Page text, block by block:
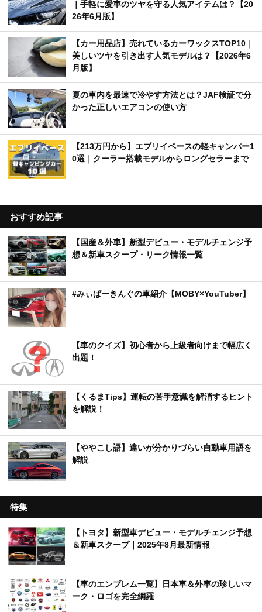
｜手軽に愛車のツヤを守る人気アイテムは？【20
26年6月版】
【カー用品店】売れているカーワックスTOP10｜
美しいツヤを引き出す人気モデルは？【2026年6
月版】
夏の車内を最速で冷やす方法とは？JAF検証で分
かった正しいエアコンの使い方
【213万円から】エブリイベースの軽キャンパー1
0選｜クーラー搭載モデルからロングセラーまで
おすすめ記事
【国産＆外車】新型デビュー・モデルチェンジ予
想＆新車スクープ・リーク情報一覧
#みぃぱーきんぐの車紹介【MOBY×YouTuber】
【車のクイズ】初心者から上級者向けまで幅広く
出題！
【くるまTips】運転の苦手意識を解消するヒント
を解説！
【ややこし語】違いが分かりづらい自動車用語を
解説
特集
【トヨタ】新型車デビュー・モデルチェンジ予想
＆新車スクープ｜2025年8月最新情報
【車のエンブレム一覧】日本車＆外車の珍しいマ
ーク・ロゴを完全網羅